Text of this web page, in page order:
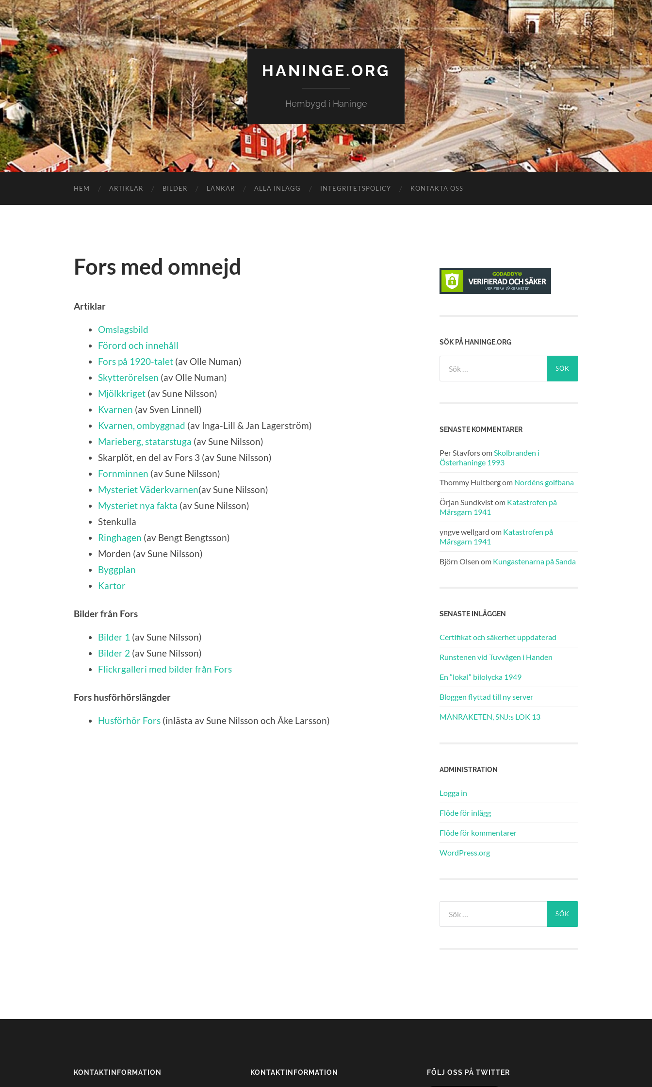
HANINGE.ORG
Hembygd i Haninge
HEM ARTIKLAR BILDER LÄNKAR ALLA INLÄGG INTEGRITETSPOLICY KONTAKTA OSS
Fors med omnejd
Artiklar
Omslagsbild
Förord och innehåll
Fors på 1920-talet (av Olle Numan)
Skytterörelsen (av Olle Numan)
Mjölkkriget (av Sune Nilsson)
Kvarnen (av Sven Linnell)
Kvarnen, ombyggnad (av Inga-Lill & Jan Lagerström)
Marieberg, statarstuga (av Sune Nilsson)
Skarplöt, en del av Fors 3 (av Sune Nilsson)
Fornminnen (av Sune Nilsson)
Mysteriet Väderkvarnen(av Sune Nilsson)
Mysteriet nya fakta (av Sune Nilsson)
Stenkulla
Ringhagen (av Bengt Bengtsson)
Morden (av Sune Nilsson)
Byggplan
Kartor
Bilder från Fors
Bilder 1 (av Sune Nilsson)
Bilder 2 (av Sune Nilsson)
Flickrgalleri med bilder från Fors
Fors husförhörslängder
Husförhör Fors (inlästa av Sune Nilsson och Åke Larsson)
SÖK PÅ HANINGE.ORG
efter:
SENASTE KOMMENTARER
Per Stavforsom Skolbranden i
Österhaninge 1993
Thommy Hultbergom Nordéns golfbana
Örjan Sundkvistom Katastrofen på
Märsgarn 1941
yngve wellgard om Katastrofen på
Märsgarn 1941
Björn Olsen om Kungastenarna på Sanda
SENASTE INLÄGGEN
Certifikat och säkerhet uppdaterad
Runstenen vid Tuvvägen i Handen
En ”lokal” bilolycka 1949
Bloggen flyttad till ny server
MÅNRAKETEN, SNJ:s LOK 13
ADMINISTRATION
Logga in
Flöde för inlägg
Flöde för kommentarer
WordPress.org
efter:
KONTAKTINFORMATION KONTAKTINFORMATION FÖLJ OSS PÅ TWITTER